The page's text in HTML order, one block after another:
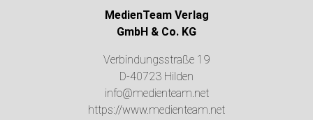
MedienTeam Verlag
GmbH & Co. KG
Verbindungsstraße 19
D-40723 Hilden
info@medienteam.net
https://www.medienteam.net